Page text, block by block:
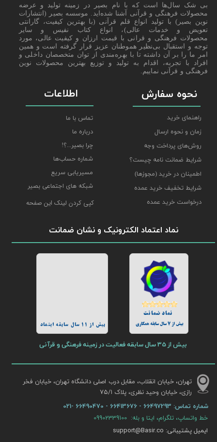
نحوه سفارش
راهنمای خرید
زمان و نحوه ارسال
روش‌های پرداخت وجه
شرایط ضمانت نامه چیست؟
اطمینان در خرید (مجوزها)
شرایط تخفیف خرید عمده
درخواست خرید عمده
نماد اعتماد الکترونیک و نشان ضمانت
بیش از 11 سال سابقه اینماد
بیش از 35 سال سابقه فعالیت در زمینه فرهنگی و قرآنی
بیش از 7 سال سابقه همکاری
اطلاعات
تماس با ما
درباره ما
چرا بصیر...؟!
شماره حساب‌ها
مسیریابی سریع
شبکه های اجتماعی بصیر
تهران، خیابان انقلاب، مقابل درب اصلی دانشگاه تهران، خیابان فخر
رازی، خیابان وحید نظری، پلاک ۷۵/۱​​​​​​​
شماره تماس:
بی شک سال‌ها است که با نام بصیر در زمینه تولید و عرضه
محصولات فرهنگی و قرآنی آشنا شده‌اید. موسسه بصیر (انتشارات
نوین بصیر) با تولید انواع قلم قرآنی (با بهترین کیفیت، گارانتی
تعویض و خدمات عالی)، انواع کتاب نفیس و سایر
محصولات فرهنگی و قرانی با قیمت ارزان و کیفیت عالی، مورد
توجه و استقبال بی‌نظیر هموطنان عزیز قرار گرفته است و همین
امر ما را بر آن داشته تا با بهره‌مندی از توان متخصصان داخلی و
افراد با تجربه، اقدام به تولید و توزیع بهترین محصولات نوین
فرهنگی و قرآنی نماییم.
خط واتساپ، تلگرام، ایتا و بله: 09902339100
ایمیل پشتیبانی: support@Basir.co
کپی کردن لینک این صفحه